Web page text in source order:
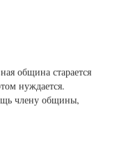
община старается
нуждается.
члену общины,